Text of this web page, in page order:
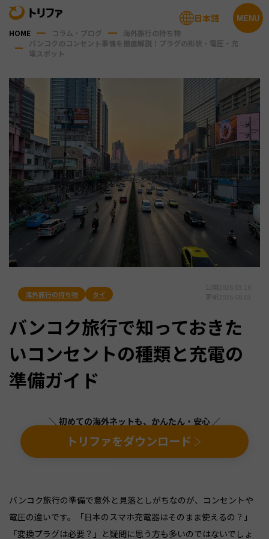
MENU
日本語
HOME コラム・ブログ
海外旅行の持ち物
バンコクのコンセント事情を徹底解説！プラグの形状・電圧・充
電スポット
海外旅行の持ち物 タイ
バンコク旅行で知っておきた
いコンセントの種類と充電の
準備ガイド
＼ 初めての海外ネットも、かんたん・安心 ／
トリファをダウンロード
バンコク旅行の準備で意外と見落としがちなのが、コンセントや
電圧の違いです。「日本のスマホ充電器はそのまま使えるの？」
「変換プラグは必要？」と疑問に思う方も多いのではないでしょ